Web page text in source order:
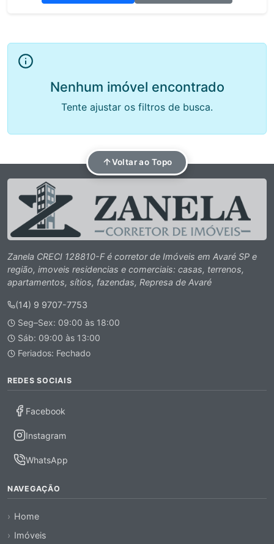
Nenhum imóvel encontrado
Tente ajustar os filtros de busca.
Voltar ao Topo
Zanela CRECI 128810-F é corretor de Imóveis em Avaré SP e
região, imoveis residencias e comerciais: casas, terrenos,
apartamentos, sítios, fazendas, Represa de Avaré
(14) 9 9707-7753
Seg–Sex: 09:00 às 18:00
Sáb: 09:00 às 13:00
Feriados: Fechado
REDES SOCIAIS
Facebook
Instagram
WhatsApp
NAVEGAÇÃO
Home
Imóveis